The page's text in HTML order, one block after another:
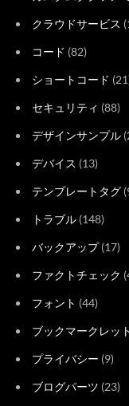
クラウドサービス
コード (82)
ショートコード
セキュリティ (88)
デザインサンプル
デバイス (13)
テンプレートタグ
トラブル (148)
バックアップ(17)
ファクトチェック
フォント (44)
ブックマークレット
プライバシー (9)
ブログパーツ (23)